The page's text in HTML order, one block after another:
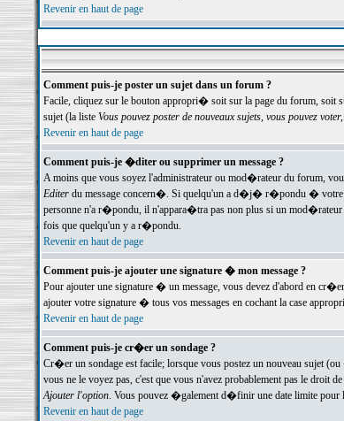
Revenir en haut de page
Comment puis-je poster un sujet dans un forum ?
Facile, cliquez sur le bouton appropri� soit sur la page du forum, soit
sujet (la liste Vous pouvez poster de nouveaux sujets, vous pouvez voter,
Revenir en haut de page
Comment puis-je �diter ou supprimer un message ?
A moins que vous soyez l'administrateur ou mod�rateur du forum,
Editerdu message concern�. Si quelqu'un a d�j� r�pondu � votre
personne n'a r�pondu, il n'appara�tra pas non plus si un mod�rateur
fois que quelqu'un y a r�pondu.
Revenir en haut de page
Comment puis-je ajouter une signature � mon message ?
Pour ajouter une signature � un message, vous devez d'abord en
ajouter votre signature � tous vos messages en cochant la case
Revenir en haut de page
Comment puis-je cr�er un sondage ?
Cr�er un sondage est facile; lorsque vous postez un nouveau sujet
vous ne le voyez pas, c'est que vous n'avez probablement pas le
Ajouter l'option. Vous pouvez �galement d�finir une date limite pour
Revenir en haut de page